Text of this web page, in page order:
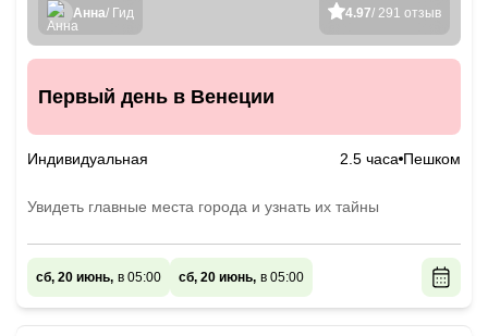
4.97/ 291 отзыв
Анна/ Гид
Первый день в Венеции
Индивидуальная 2.5 часа Пешком
Увидеть главные места города и узнать их тайны
сб, 20 июнь, в 05:00 сб, 20 июнь, в 05:00